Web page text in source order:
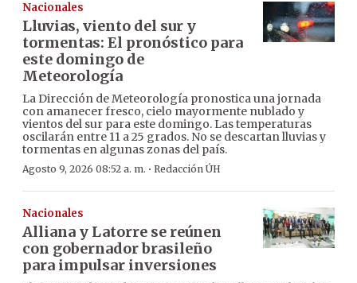
Nacionales
Lluvias, viento del sur y
tormentas: El pronóstico para
este domingo de
Meteorología
La Dirección de Meteorología pronostica una jornada
con amanecer fresco, cielo mayormente nublado y
vientos del sur para este domingo. Las temperaturas
oscilarán entre 11 a 25 grados. No se descartan lluvias y
tormentas en algunas zonas del país.
Agosto 9, 2026 08:52 a. m. · Redacción ÚH
Nacionales
Alliana y Latorre se reúnen
con gobernador brasileño
para impulsar inversiones